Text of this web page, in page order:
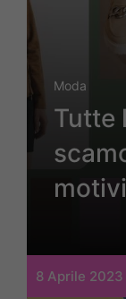
Moda
Tutte
8 Aprile 2023